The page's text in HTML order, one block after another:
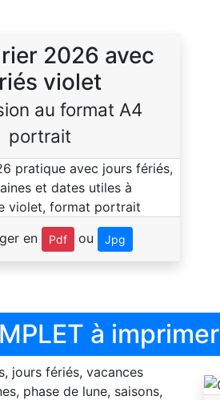
2026 avec
violet
au format A4
portrait
en Pdf ou Jpg
à
jours fériés, vacances
phase de lune, saisons,